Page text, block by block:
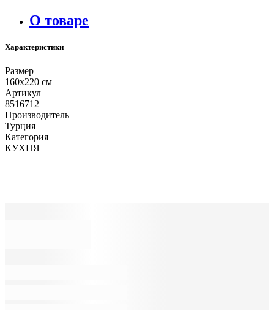
О товаре
Характеристики
Размер
160х220 см
Артикул
8516712
Производитель
Турция
Категория
КУХНЯ